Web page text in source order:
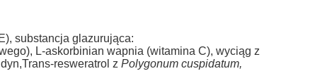
substancja glazurująca:
L-askorbinian wapnia (witamina C), wyciąg z
resweratrol z Polygonum cuspidatum,